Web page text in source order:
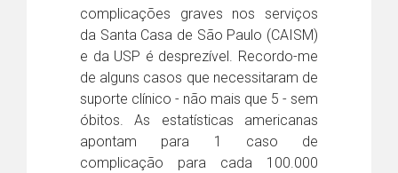
complicações graves nos serviços
da Santa Casa de São Paulo (CAISM)
e da USP é desprezível. Recordo-me
de alguns casos que necessitaram de
suporte clínico - não mais que 5 - sem
óbitos. As estatísticas americanas
apontam para 1 caso de
complicação para cada 100.000